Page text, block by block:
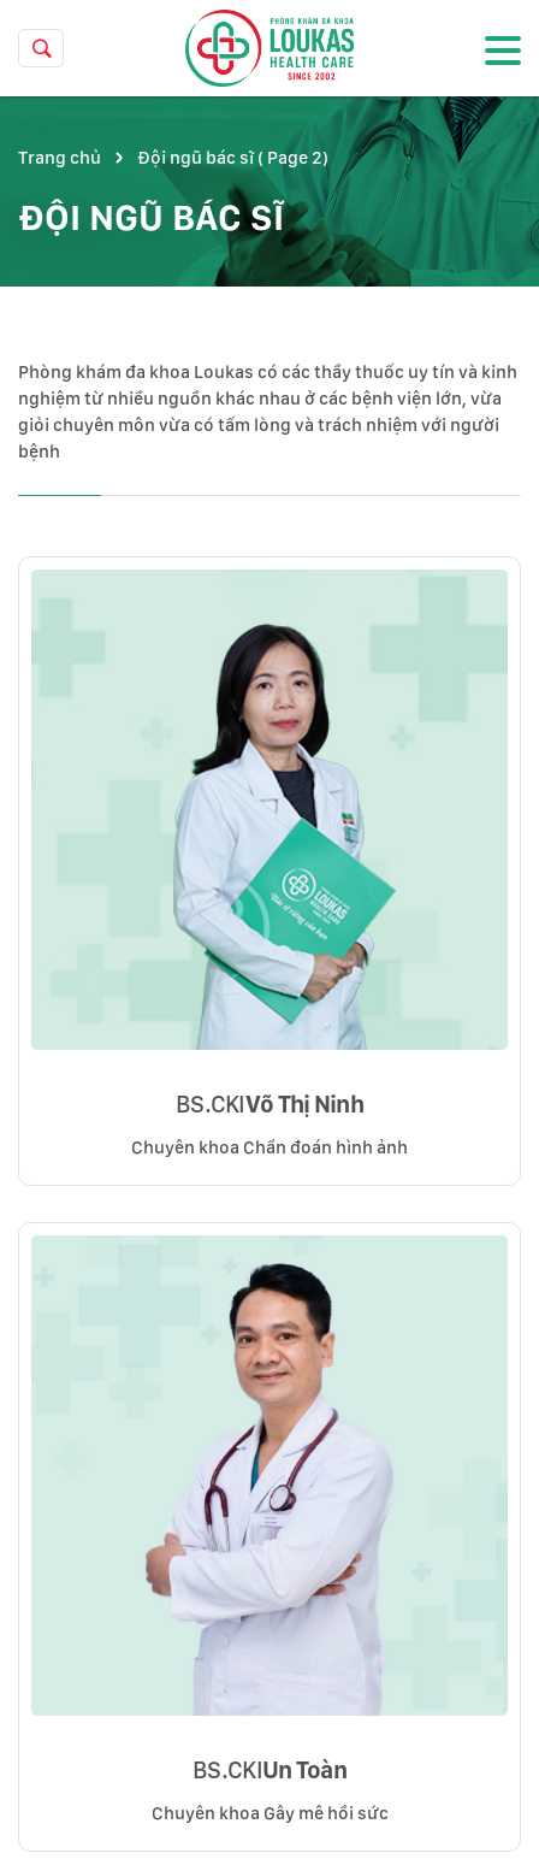
Trang chủ Đội ngũ bác sĩ( Page 2)
ĐỘI NGŨ BÁC SĨ
Phòng khám đa khoa Loukas có các thầy thuốc uy tín và kinh
nghiệm từ nhiều nguồn khác nhau ở các bệnh viện lớn, vừa
giỏi chuyên môn vừa có tấm lòng và trách nhiệm với người
bệnh
BS.CKIVõ Thị Ninh
Chuyên khoa Chẩn đoán hình ảnh
BS.CKIUn Toàn
Chuyên khoa Gây mê hồi sức